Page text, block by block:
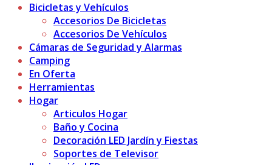
Bicicletas y Vehículos
Accesorios De Bicicletas
Accesorios De Vehículos
Cámaras de Seguridad y Alarmas
Camping
En Oferta
Herramientas
Hogar
Articulos Hogar
Baño y Cocina
Decoración LED Jardín y Fiestas
Soportes de Televisor